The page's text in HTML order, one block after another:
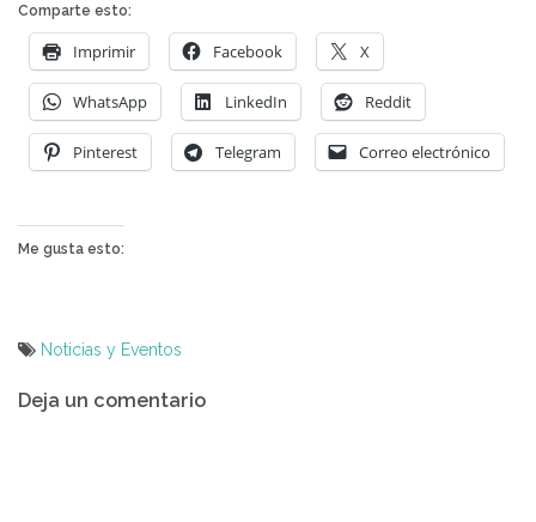
Comparte esto:
Imprimir Facebook X
WhatsApp LinkedIn Reddit
Pinterest Telegram Correo electrónico
Me gusta esto:
Noticias y Eventos
de
Deja un comentario